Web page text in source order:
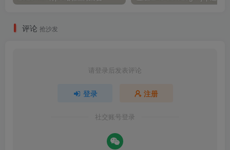
评论 抢沙发
请登录后发表评论
登录 注册
社交账号登录